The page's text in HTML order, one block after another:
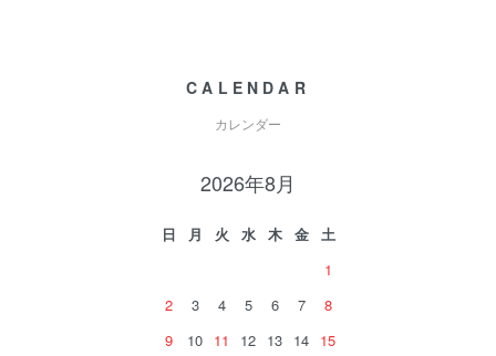
CALENDAR
カレンダー
2026年8月
日 月 火 水 木 金
土
1
2
3 4 5 6 7
8
9
10 11 12 13 14 15